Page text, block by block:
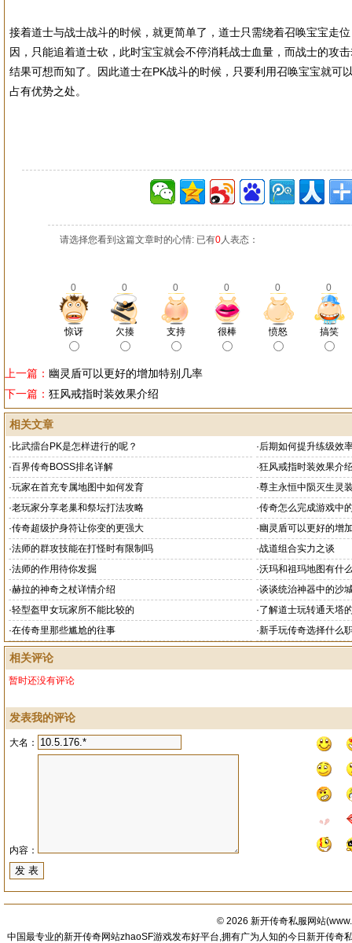
接着道士与战士战斗的时候，就更简单了，道士只需绕着召唤宝宝走
因，只能追着道士砍，此时宝宝就会不停消耗战士血量，而战士的攻
结果可想而知了。因此道士在PK战斗的时候，只要利用召唤宝宝就可
占有优势之处。
请选择您看到这篇文章时的心情: 已有0人表态：
0 0 0 0 0 0
惊讶 欠揍 支持 很棒 愤怒 搞笑
上一篇： 幽灵盾可以更好的增加特别几率
下一篇： 狂风戒指时装效果介绍
相关文章
· 比武擂台PK是怎样进行的呢？ ·后期如何提升练级效
·百界传奇BOSS排名详解 ·狂风戒指时装效果介
·玩家在首充专属地图中如何发育 ·尊主永恒中陨灭生灵
·老玩家分享老巢和祭坛打法攻略 ·传奇怎么完成游戏中
·传奇超级护身符让你变的更强大 ·幽灵盾可以更好的增
·法师的群攻技能在打怪时有限制吗 ·战道组合实力之谈
·法师的作用待你发掘 ·沃玛和祖玛地图有什
·赫拉的神奇之杖详情介绍 ·谈谈统治神器中的沙
·轻型盔甲女玩家所不能比较的 ·了解道士玩转通天塔
·在传奇里那些尴尬的往事 ·新手玩传奇选择什么
相关评论
暂时还没有评论
发表我的评论
大名：
内容：
© 2026 新开传奇私服网站(
中国最专业的新开传奇网站zhaoSF游戏发布好平台,拥有广为人知的今日新开传